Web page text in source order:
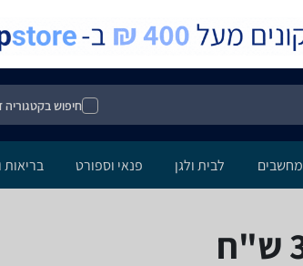
חיפוש בקטגוריה
מחשבים לבית ולגן פנאי וספורט בריאות